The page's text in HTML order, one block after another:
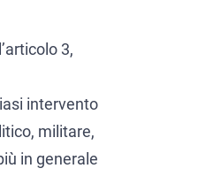
3,
intervento
militare,
in generale